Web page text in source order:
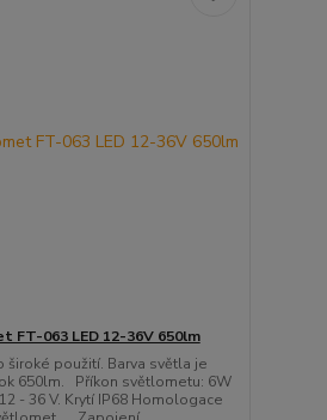
FT-063 LED 12-36V 650lm
široké použití. Barva světla je
650lm. Příkon světlometu: 6W
- 36 V. Krytí IP68 Homologace